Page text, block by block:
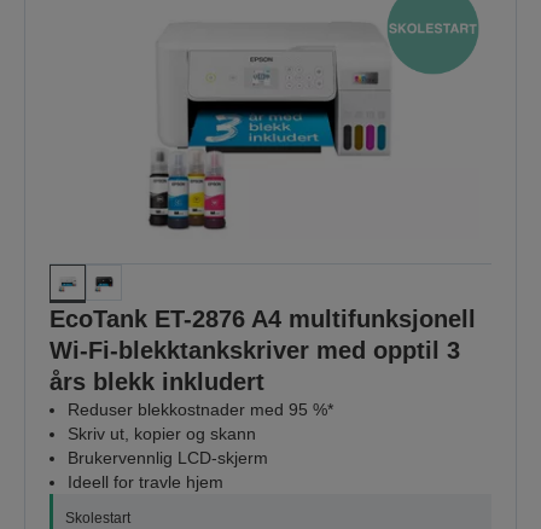
EcoTank ET-2876 A4 multifunksjonell
Wi-Fi-blekktankskriver med opptil 3
års blekk inkludert
Reduser blekkostnader med 95 %*
Skriv ut, kopier og skann
Brukervennlig LCD-skjerm
Ideell for travle hjem
Skolestart